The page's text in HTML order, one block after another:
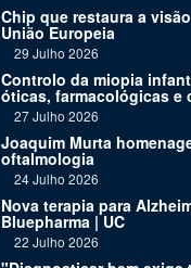
Chip que restaura a
União Europeia
29 Julho 2026
Controlo da miopia
óticas, farmacológicas e
27 Julho 2026
Joaquim Murta
oftalmologia
24 Julho 2026
Nova terapia para
Bluepharma | UC
22 Julho 2026